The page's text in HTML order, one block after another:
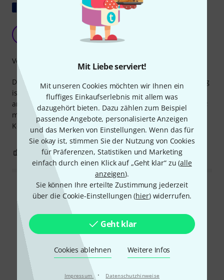
Mit Liebe serviert!
Mit unseren Cookies möchten wir Ihnen ein
fluffiges Einkaufserlebnis mit allem was
dazugehört bieten. Dazu zählen zum Beispiel
passende Angebote, personalisierte Anzeigen
und das Merken von Einstellungen. Wenn das für
Sie okay ist, stimmen Sie der Nutzung von Cookies
für Präferenzen, Statistiken und Marketing
einfach durch einen Klick auf „Geht klar“ zu (alle
anzeigen).
Sie können Ihre erteilte Zustimmung jederzeit
über die Cookie-Einstellungen (hier) widerrufen.
Geht klar
Cookies ablehnen Weitere Infos
Impressum · Datenschutzhinweise
Original zeigen
Teller 3/4 Staffelei
Anonym 22.09.2016
Der Steg ist bereits recht fein gearbeitet. Die Holzmaserung
ist durchschnittlich. Der Radstand ist im Vergleich zu
anderen Marken wie Despiau und Aubert um 5 mm kürzer;
meiner Meinung nach ein spürbarer Vorteil bei einem 3/4-
Kontrabass.
Verarbeitung
0 BEWERTUNG MELDEN
Alle Bewertungen lesen
Schon gewusst?
Alle Ratgeber